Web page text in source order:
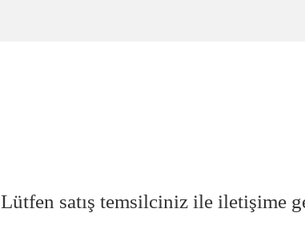
Lütfen satış temsilciniz ile iletişime